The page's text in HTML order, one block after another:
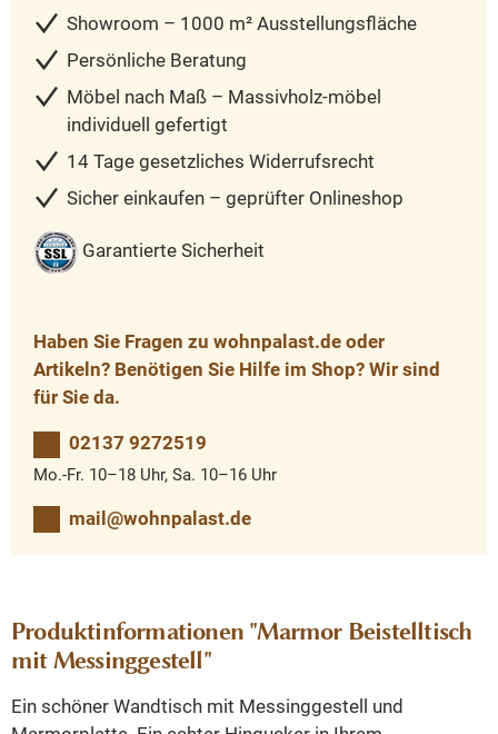
Showroom – 1000 m² Ausstellungsfläche
Persönliche Beratung
Möbel nach Maß – Massivholz-möbel
individuell gefertigt
14 Tage gesetzliches Widerrufsrecht
Sicher einkaufen – geprüfter Onlineshop
Garantierte Sicherheit
Haben Sie Fragen zu wohnpalast.de oder
Artikeln? Benötigen Sie Hilfe im Shop? Wir sind
für Sie da.
02137 9272519
Mo.-Fr. 10–18 Uhr, Sa. 10–16 Uhr
mail@wohnpalast.de
Produktinformationen "Marmor Beistelltisch
mit Messinggestell"
Ein schöner Wandtisch mit Messinggestell und